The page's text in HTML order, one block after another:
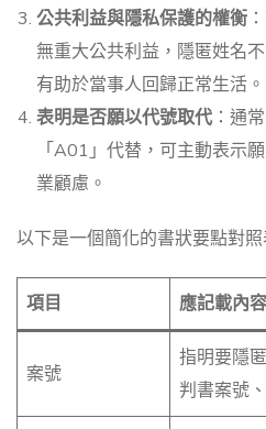
公共利益與隱私保護的權衡
無重大公共利益，隱匿姓名
有助於當事人回歸正常生活。
表明是否願以代號取代 ：通
「A01」代替，可主動表示
業顧慮。
以下是一個簡化的書狀要點對照
項目 應記載內容
案號
指明要隱
判書案號